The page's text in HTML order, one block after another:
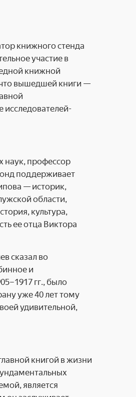
книжного стенда
участие в
книжной
что вышедшей книги —
исследователей-
наук, профессор
поддерживает
— историк,
области,
культура,
ее отца Виктора
сказал во
и
гг., было
уже 40 лет тому
удивительной,
книгой в жизни
является